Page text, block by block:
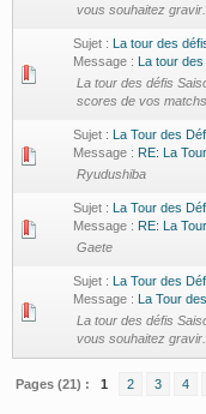
vous souhaitez
Sujet : La tour des
Message : La tour
La tour des défis
scores de vos
Sujet : La Tour des
Message : RE: La
Ryudushiba
Sujet : La Tour des
Message : RE: La
Gaete
Sujet : La Tour des
Message : La Tour
La tour des défis
vous souhaitez
Pages (21) : 1 2 3 4